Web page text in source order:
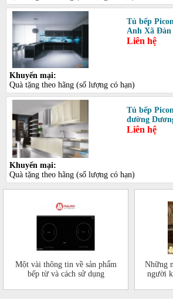
Tủ bếp
Anh Xã Đàn
Liên hệ
Khuyến mại:
Quà tặng theo hãng (số lượng có hạn)
Tủ bếp
đường
Liên hệ
Khuyến mại:
Quà tặng theo hãng (số lượng có hạn)
Một vài thông tin về sản phẩm
bếp từ và cách sử dụng
Những
người